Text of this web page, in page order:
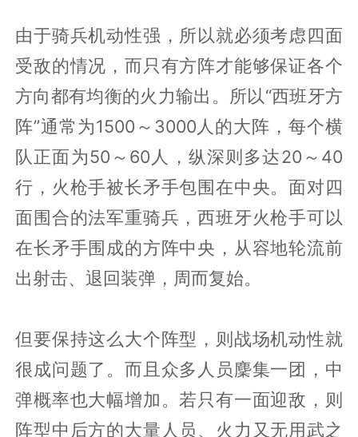
由于骑兵机动性强，所以就必须考虑四面
受敌的情况，而只有方阵才能够保证各个
方向都有均衡的火力输出。所以“西班牙方
阵”通常为1500～3000人的大阵，每个横
队正面为50～60人，纵深则多达20～40
行，火枪手被长矛手包围在中央。面对四
面围合的法军重骑兵，西班牙火枪手可以
在长矛手围成的方阵中央，从容地轮流前
出射击、退回装弹，周而复始。
但要保持这么大个阵型，则战场机动性就
很成问题了。而且众多人员麇集一团，中
弹概率也大幅增加。若只有一面迎敌，则
阵型中后方的大量人员、火力又无用武之